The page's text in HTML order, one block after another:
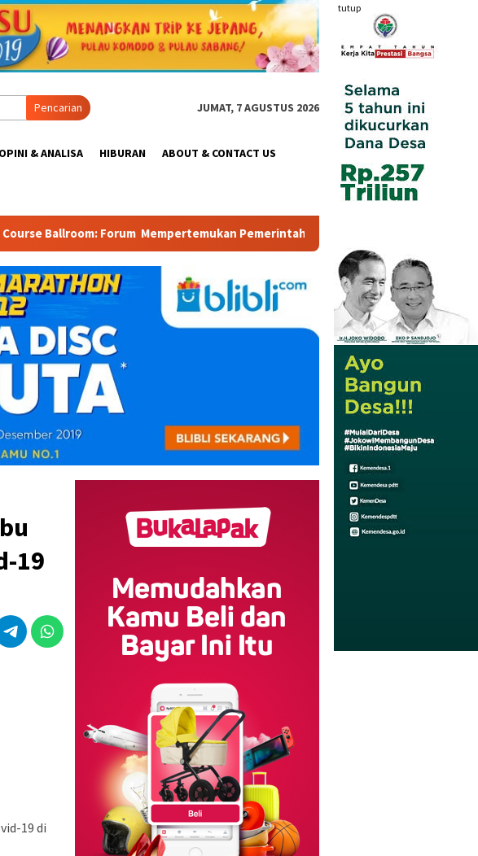
tutup
Pencarian JUMAT, 7 AGUSTUS 2026
OPINI & ANALISA HIBURAN ABOUT & CONTACT US
Mempertemukan Pemerintah, Pelaku Industri, Investor, Akademisi, dan
19
19 di